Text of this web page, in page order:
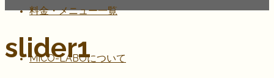
料金・メニュー一覧
MICO-LABOについて
slider1